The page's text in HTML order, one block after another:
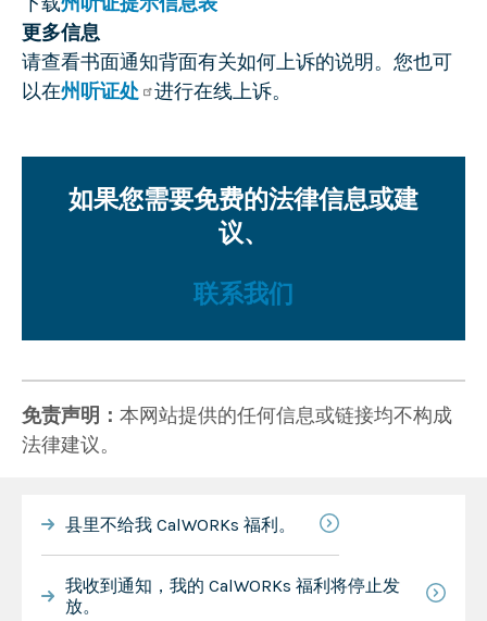
更多信息
请查看书面通知背面有关如何上诉的说明。您也可
以在州听证处 进行在线上诉。
如果您需要免费的法律信息或建
议、
联系我们
免责声明： 本网站提供的任何信息或链接均不构成
法律建议。
县里不给我 CalWORKs 福利。
我收到通知，我的 CalWORKs 福利将停止发
放。